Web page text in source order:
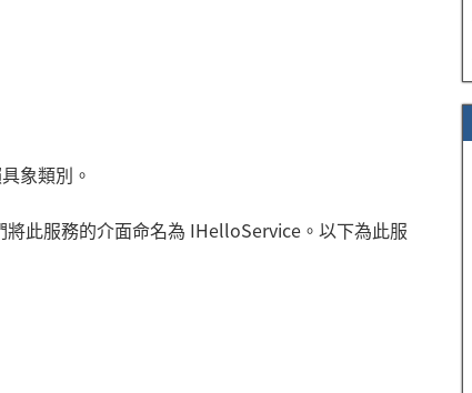
象類別。
此服務的介面命名為 IHelloService。以下為此服